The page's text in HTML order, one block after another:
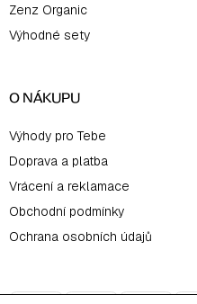
Zenz Organic
Výhodné sety
O NÁKUPU
Výhody pro Tebe
Doprava a platba
Vrácení a reklamace
Obchodní podmínky
Ochrana osobních údajů